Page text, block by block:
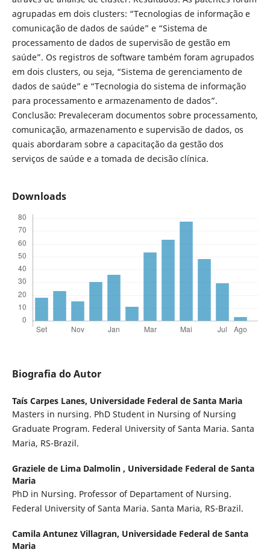
agrupadas em dois clusters: “Tecnologias de informação e
comunicação de dados de saúde” e “Sistema de
processamento de dados de supervisão de gestão em
saúde”. Os registros de software também foram agrupados
em dois clusters, ou seja, “Sistema de gerenciamento de
dados de saúde” e “Tecnologia do sistema de informação
para processamento e armazenamento de dados”.
Conclusão: Prevaleceram documentos sobre processamento,
comunicação, armazenamento e supervisão de dados, os
quais abordaram sobre a capacitação da gestão dos
serviços de saúde e a tomada de decisão clínica.
Downloads
Biografia do Autor
Taís Carpes Lanes, Universidade Federal de Santa Maria
Masters in nursing. PhD Student in Nursing of Nursing
Graduate Program. Federal University of Santa Maria. Santa
Maria, RS-Brazil.
Graziele de Lima Dalmolin , Universidade Federal de Santa
Maria
PhD in Nursing. Professor of Departament of Nursing.
Federal University of Santa Maria. Santa Maria, RS-Brazil.
Camila Antunez Villagran, Universidade Federal de Santa
Maria